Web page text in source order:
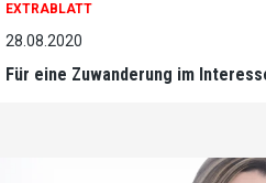
EXTRABLATT
28.08.2020
Für eine Zuwanderung im